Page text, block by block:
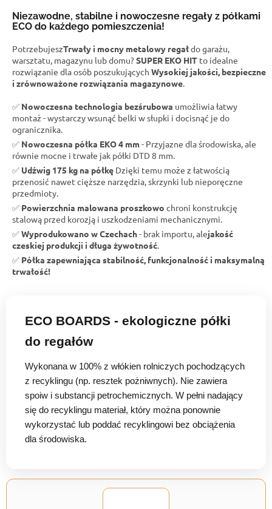
Niezawodne, stabilne i nowoczesne regały z półkami
ECO do każdego pomieszczenia!
PotrzebujeszTrwały i mocny metalowy regałdo garażu,
warsztatu, magazynu lub domu?SUPER EKO HIT to idealne
rozwiązanie dla osób poszukujących Wysokiej jakości, bezpieczne
i zrównoważone rozwiązania magazynowe
✅ Nowoczesna technologia bezśrubowa umożliwia łatwy
montaż - wystarczy wsunąć belki w słupki i docisnąć je do
ogranicznika.
✅ Nowoczesna półka EKO 4 mm- Przyjazne dla środowiska, ale
równie mocne i trwałe jak półki DTD 8 mm.
✅ Udźwig 175 kg na półkę Dzięki temu może z łatwością
przenosić nawet cięższe narzędzia, skrzynki lub nieporęczne
przedmioty.
✅ Powierzchnia malowana proszkowo chroni konstrukcję
stalową przed korozją i uszkodzeniami mechanicznymi.
✅Wyprodukowano w Czechach- brak importu, alejakość
czeskiej produkcji i długa żywotność
✅ Półka zapewniająca stabilność, funkcjonalność i maksymalną
trwałość!
ECO BOARDS - ekologiczne półki
do regałów
Wykonana w 100% z włókien rolniczych pochodzących
z recyklingu (np. resztek pożniwnych). Nie zawiera
spoiw i substancji petrochemicznych. W pełni nadający
się do recyklingu materiał, który można ponownie
wykorzystać lub poddać recyklingowi bez obciążenia
dla środowiska.